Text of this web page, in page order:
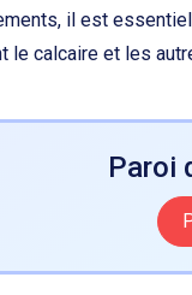
il est
le calcaire et les
Paroi